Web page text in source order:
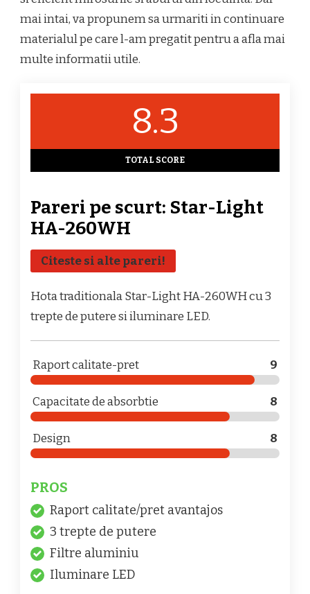
SI
PARERI
mai intai, va propunem sa urmariti in continuare
materialul pe care l-am pregatit pentru a afla mai
multe informatii utile.
8.3
TOTAL SCORE
Pareri pe scurt: Star-Light
HA-260WH
Citeste si alte pareri!
Hota traditionala Star-Light HA-260WH cu 3
trepte de putere si iluminare LED.
Raport calitate-pret 9
Capacitate de absorbtie 8
Design 8
PROS
Raport calitate/pret avantajos
3 trepte de putere
Filtre aluminiu
Iluminare LED